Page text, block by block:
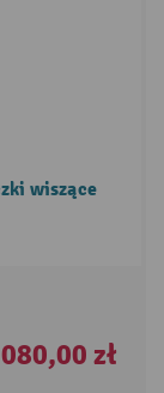
wiszące
zł